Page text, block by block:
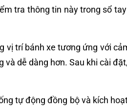
tra thông tin này trong sổ
vị trí bánh xe tương ứng với
dễ dàng hơn. Sau khi cài
tự động đồng bộ và kích